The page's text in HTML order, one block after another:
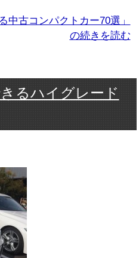
中古コンパクトカー70選」
の続きを読む
るハイグレード